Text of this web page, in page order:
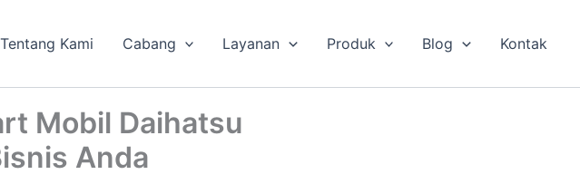
Tentang Kami Cabang Layanan Produk Blog Kontak
Mobil Daihatsu
Anda